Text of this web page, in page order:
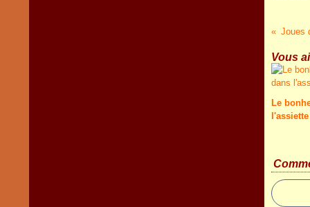
Joues
Vous
Le
l'assiette